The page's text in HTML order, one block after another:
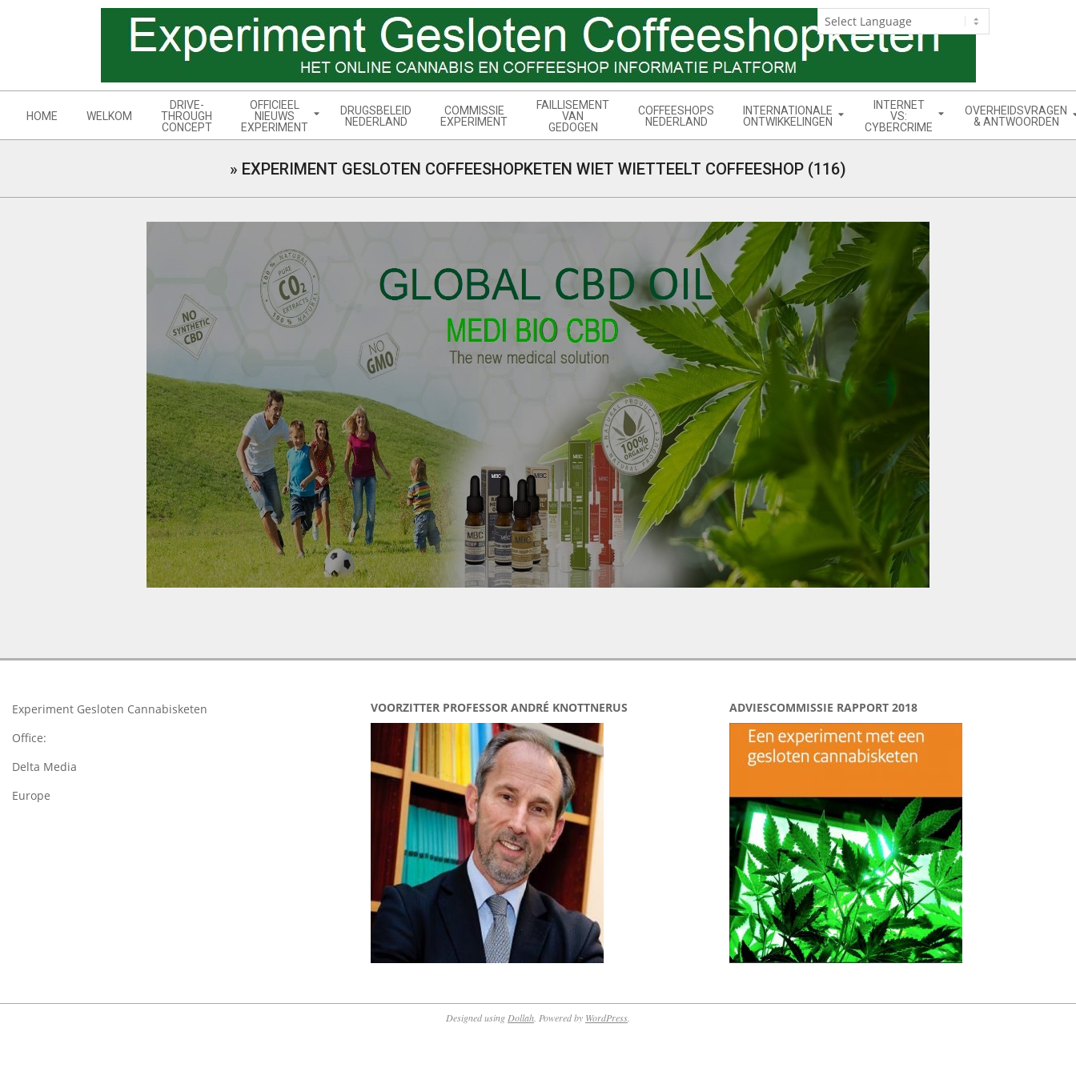
Menu
HOME WELKOM
DRIVE-
THROUGH
CONCEPT
OFFICIEEL
NIEUWS
EXPERIMENT
DRUGSBELEID
NEDERLAND
COMMISSIE
EXPERIMENT
FAILLISEMENT
VAN
GEDOGEN
COFFEESHOPS
NEDERLAND
INTERNATIONALE
ONTWIKKELINGEN
INTERNET
VS:
CYBERCRIME
OVERHEIDSVRAGEN
& ANTWOORDEN
» EXPERIMENT GESLOTEN COFFEESHOPKETEN WIET WIETTEELT COFFEESHOP (116)
03-
Experiment Gesloten Cannabisketen
Office:
Delta Media
Europe
VOORZITTER PROFESSOR ANDRÉ KNOTTNERUS ADVIESCOMMISSIE RAPPORT 2018
Designed usingDollah. Powered by WordPress.